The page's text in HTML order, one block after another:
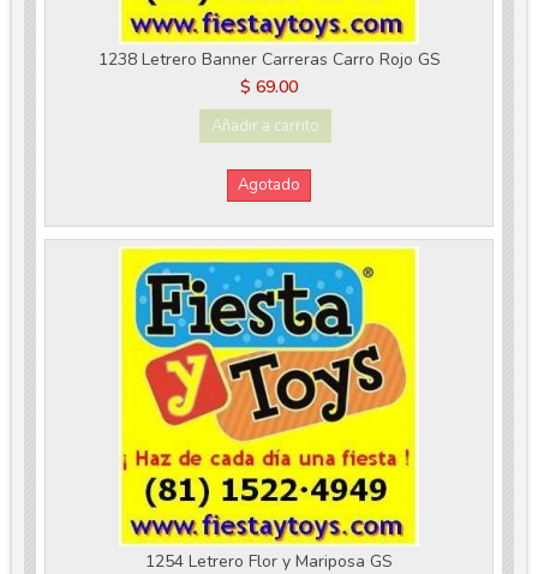
1238 Letrero Banner Carreras Carro Rojo GS
$ 69.00
Añadir a carrito
Agotado
1254 Letrero Flor y Mariposa GS